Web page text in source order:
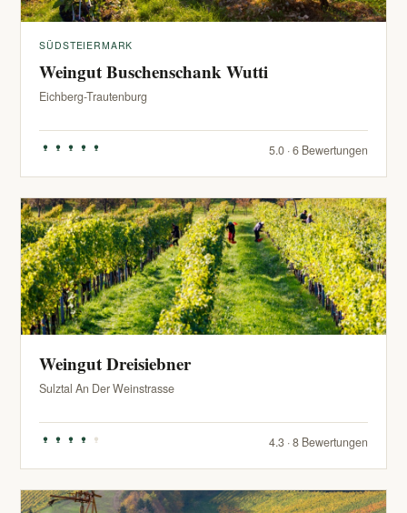
SÜDSTEIERMARK
Weingut Buschenschank Wutti
Eichberg-Trautenburg
5.0 · 6 Bewertungen
Weingut Dreisiebner
Sulztal An Der Weinstrasse
4.3 · 8 Bewertungen